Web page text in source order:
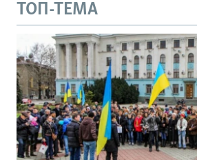
ТОП-ТЕМА